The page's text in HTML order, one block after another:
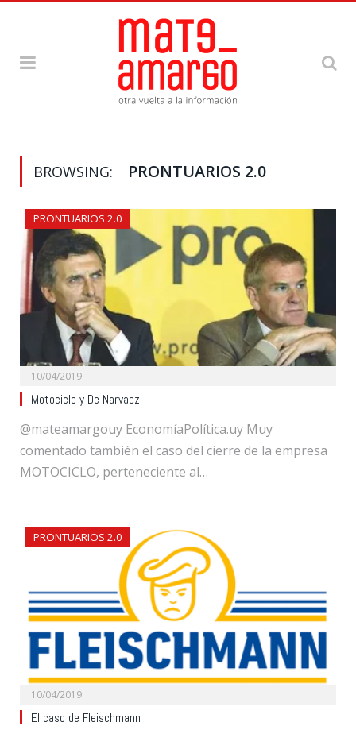
BROWSING: PRONTUARIOS 2.0
PRONTUARIOS 2.0
10/04/2019
Motociclo y De Narvaez
@mateamargouy EconomíaPolítica.uy Muy
comentado también el caso del cierre de la empresa
MOTOCICLO, perteneciente al…
PRONTUARIOS 2.0
10/04/2019
El caso de Fleischmann